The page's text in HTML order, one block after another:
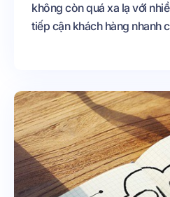
không còn quá xa lạ với
tiếp cận khách hàng nhanh